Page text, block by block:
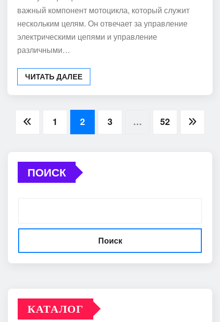
важный компонент мотоцикла, который служит
нескольким целям. Он отвечает за управление
электрическими цепями и управление
различными…
ЧИТАТЬ ДАЛЕЕ
Пагинация
1 2 3 … 52
ПОИСК
Поиск
КАТАЛОГ